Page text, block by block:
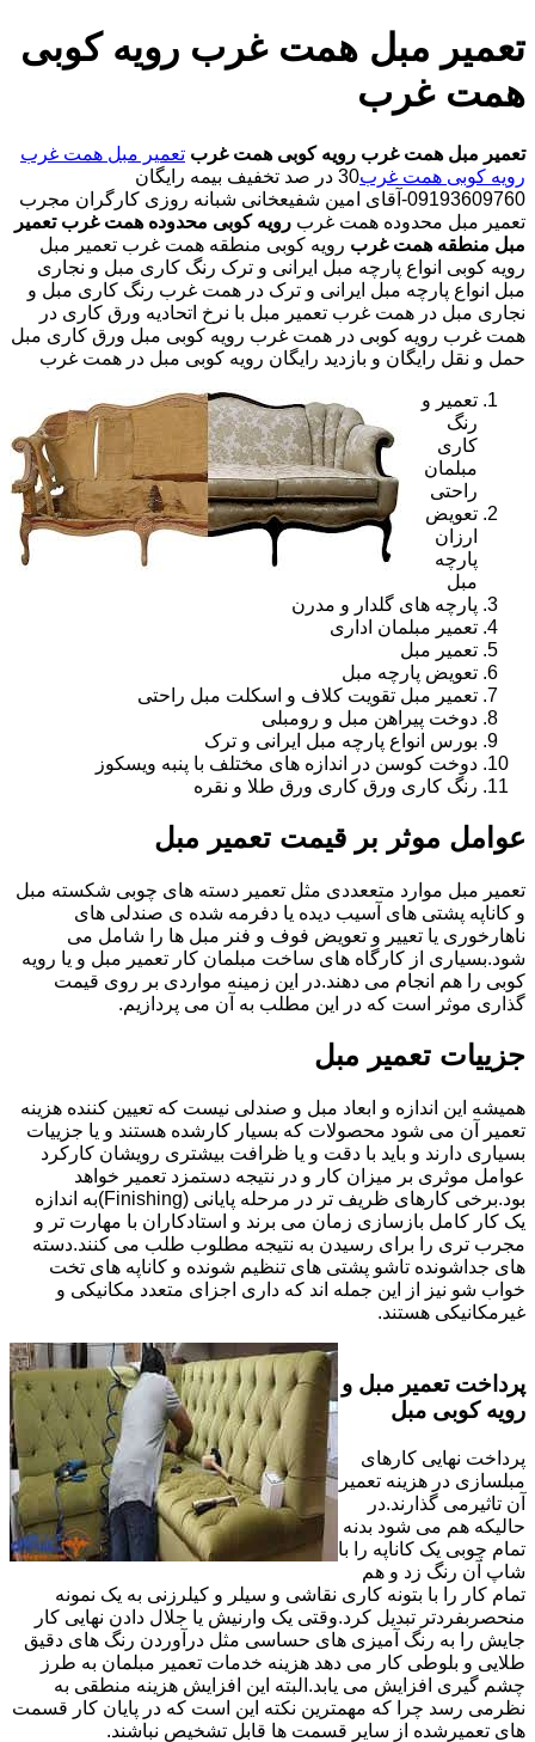
تعمیر مبل همت غرب رویه کوبی
همت غرب
تعمیر مبل همت غرب رویه کوبی همت غرب تعمیر مبل همت غرب
رویه کوبی همت غرب
30 در صد تخفیف بیمه رایگان
09193609760-آقای امین شفیعخانی شبانه روزی کارگران مجرب
تعمیر مبل محدوده همت غرب رویه کوبی محدوده همت غرب تعمیر
مبل منطقه همت غرب رویه کوبی منطقه همت غرب تعمیر مبل
رویه کوبی انواع پارچه مبل ایرانی و ترک رنگ کاری مبل و نجاری
مبل انواع پارچه مبل ایرانی و ترک در همت غرب رنگ کاری مبل و
نجاری مبل در همت غرب تعمیر مبل با نرخ اتحادیه ورق کاری در
همت غرب رویه کوبی در همت غرب رویه کوبی مبل ورق کاری مبل
حمل و نقل رایگان و بازدید رایگان رویه کوبی مبل در همت غرب
تعمیر و
رنگ
کاری
مبلمان
راحتی
تعویض
ارزان
پارچه
مبل
پارچه های گلدار و مدرن
تعمیر مبلمان اداری
تعمیر مبل
تعویض پارچه مبل
تعمیر مبل تقویت کلاف و اسکلت مبل راحتی
دوخت پیراهن مبل و رومبلی
بورس انواع پارچه مبل ایرانی و ترک
دوخت کوسن در اندازه های مختلف با پنبه ویسکوز
رنگ کاری ورق کاری ورق طلا و نقره
عوامل موثر بر قیمت تعمیر مبل
تعمیر مبل موارد متععددی مثل تعمیر دسته های چوبی شکسته مبل
و کاناپه پشتی های آسیب دیده یا دفرمه شده ی صندلی های
ناهارخوری یا تعییر و تعویض فوف و فنر مبل ها را شامل می
شود.بسیاری از کارگاه های ساخت مبلمان کار تعمیر مبل و یا رویه
کوبی را هم انجام می دهند.در این زمینه مواردی بر روی قیمت
گذاری موثر است که در این مطلب به آن می پردازیم.
جزییات تعمیر مبل
همیشه این اندازه و ابعاد مبل و صندلی نیست که تعیین کننده هزینه
تعمیر آن می شود محصولات که بسیار کارشده هستند و یا جزییات
بسیاری دارند و باید با دقت و یا ظرافت بیشتری رویشان کارکرد
عوامل موثری بر میزان کار و در نتیجه دستمزد تعمیر خواهد
بود.برخی کارهای ظریف تر در مرحله پایانی (Finishing)به اندازه
یک کار کامل بازسازی زمان می برند و استادکاران با مهارت تر و
مجرب تری را برای رسیدن به نتیجه مطلوب طلب می کنند.دسته
های جداشونده تاشو پشتی های تنظیم شونده و کاناپه های تخت
خواب شو نیز از این جمله اند که داری اجزای متعدد مکانیکی و
غیرمکانیکی هستند.
پرداخت تعمیر مبل و
رویه کوبی مبل
پرداخت نهایی کارهای
مبلسازی در هزینه تعمیر
آن تاثیرمی گذارند.در
حالیکه هم می شود بدنه
تمام چوبی یک کاناپه را با
شاپ آن رنگ زد و هم
تمام کار را با بتونه کاری نقاشی و سیلر و کیلرزنی به یک نمونه
منحصربفردتر تبدیل کرد.وقتی یک وارنیش یا جلال دادن نهایی کار
جایش را به رنگ آمیزی های حساسی مثل درآوردن رنگ های دقیق
طلایی و بلوطی کار می دهد هزینه خدمات تعمیر مبلمان به طرز
چشم گیری افزایش می یابد.البته این افزایش هزینه منطقی به
نظرمی رسد چرا که مهمترین نکته این است که در پایان کار قسمت
های تعمیرشده از سایر قسمت ها قابل تشخیص نباشند.